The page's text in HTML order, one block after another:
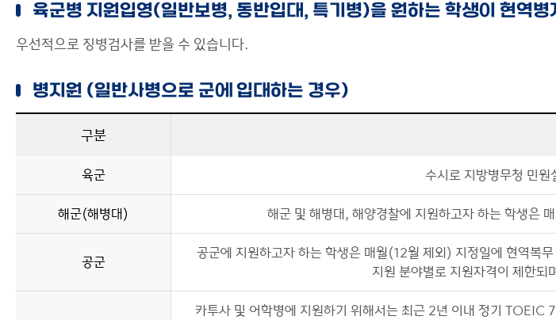
육군병 지원입영(일반보병, 동반입대, 특기병)을 원하는 학생이 현역병
우선적으로 징병검사를 받을 수 있습니다.
병지원 (일반사병으로 군에 입대하는 경우)
구분
육군 수시로 지방병무청 민
해군(해병대) 해군 및 해병대, 해양경찰에 지원하고자 하는 학생은
공군
공군에 지원하고자 하는 학생은 매월(12월 제외) 지정일에 현역복
지원 분야별로 지원자격이 제한되
카투사 및 어학병에 지원하기 위해서는 최근 2년 이내 정기